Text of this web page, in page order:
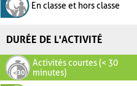
En classe et hors classe
DURÉE DE L'ACTIVITÉ
Activités courtes (< 30
minutes)